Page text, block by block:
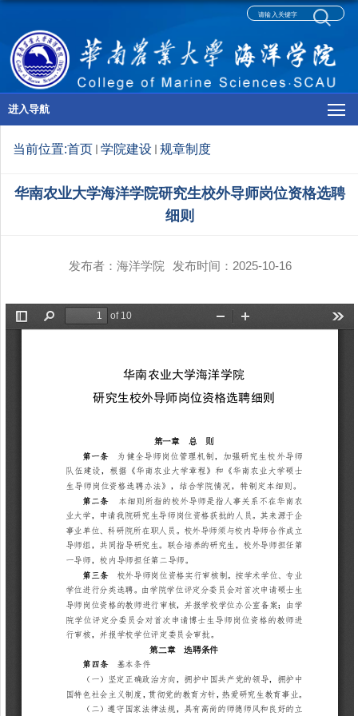
进入导航
当前位置:首页 学院建设 规章制度
华南农业大学海洋学院研究生校外导师岗位资格选聘
细则
发布者：海洋学院 发布时间：2025-10-16